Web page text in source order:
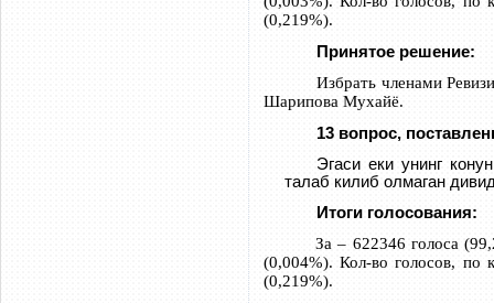
(0,219%).
Принятое решение:
Избрать членами
Шарипова Мухайё.
13 вопрос,
Эгаси еки унинг
талаб килиб олмаган
Итоги голосования:
За – 622346 голоса
(0,004%). Кол-во голосов, по
(0,219%).